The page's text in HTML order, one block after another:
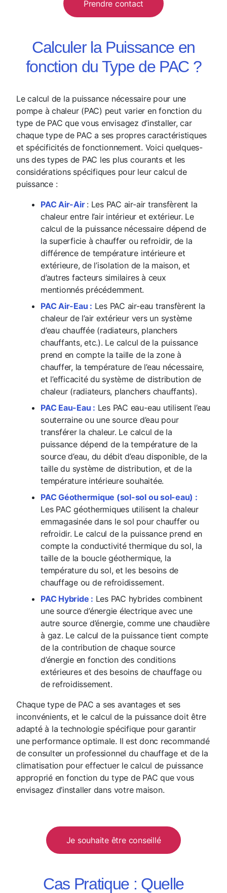
Prendre contact
Calculer la Puissance en
fonction du Type de PAC ?
Le calcul de la puissance nécessaire pour une
pompe à chaleur (PAC) peut varier en fonction du
type de PAC que vous envisagez d’installer, car
chaque type de PAC a ses propres caractéristiques
et spécificités de fonctionnement. Voici quelques-
uns des types de PAC les plus courants et les
considérations spécifiques pour leur calcul de
puissance :
PAC Air-Air : Les PAC air-air transfèrent la
chaleur entre l’air intérieur et extérieur. Le
calcul de la puissance nécessaire dépend de
la superficie à chauffer ou refroidir, de la
différence de température intérieure et
extérieure, de l’isolation de la maison, et
d’autres facteurs similaires à ceux
mentionnés précédemment.
PAC Air-Eau : Les PAC air-eau transfèrent la
chaleur de l’air extérieur vers un système
d’eau chauffée (radiateurs, planchers
chauffants, etc.). Le calcul de la puissance
prend en compte la taille de la zone à
chauffer, la température de l’eau nécessaire,
et l’efficacité du système de distribution de
chaleur (radiateurs, planchers chauffants).
PAC Eau-Eau : Les PAC eau-eau utilisent l’eau
souterraine ou une source d’eau pour
transférer la chaleur. Le calcul de la
puissance dépend de la température de la
source d’eau, du débit d’eau disponible, de la
taille du système de distribution, et de la
température intérieure souhaitée.
PAC Géothermique (sol-sol ou sol-eau) :
Les PAC géothermiques utilisent la chaleur
emmagasinée dans le sol pour chauffer ou
refroidir. Le calcul de la puissance prend en
compte la conductivité thermique du sol, la
taille de la boucle géothermique, la
température du sol, et les besoins de
chauffage ou de refroidissement.
PAC Hybride : Les PAC hybrides combinent
une source d’énergie électrique avec une
autre source d’énergie, comme une chaudière
à gaz. Le calcul de la puissance tient compte
de la contribution de chaque source
d’énergie en fonction des conditions
extérieures et des besoins de chauffage ou
de refroidissement.
Chaque type de PAC a ses avantages et ses
inconvénients, et le calcul de la puissance doit être
adapté à la technologie spécifique pour garantir
une performance optimale. Il est donc recommandé
de consulter un professionnel du chauffage et de la
climatisation pour effectuer le calcul de puissance
approprié en fonction du type de PAC que vous
envisagez d’installer dans votre maison.
Je souhaite être conseillé
Cas Pratique : Quelle